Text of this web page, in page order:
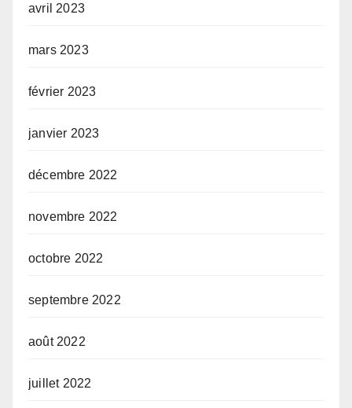
avril 2023
mars 2023
février 2023
janvier 2023
décembre 2022
novembre 2022
octobre 2022
septembre 2022
août 2022
juillet 2022